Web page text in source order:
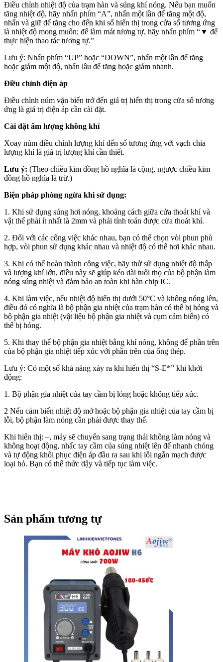
Điều chỉnh nhiệt độ của trạm hàn và súng khí nóng. Nếu bạn muốn
tăng nhiệt độ, hãy nhấn phím “A”, nhấn một lần để tăng một độ,
nhấn và giữ để tăng cho đến khi số hiển thị trong cửa sổ tương ứng
là nhiệt độ mong muốn; để làm mát tương tự, hãy nhấn phím “▼ để
thực hiện thao tác tương tự.”
Lưu ý: Nhấn phím “UP” hoặc “DOWN”, nhấn một lần để tăng
hoặc giảm một độ, nhấn lâu để tăng hoặc giảm nhanh.
Điều chỉnh điện áp
Điều chỉnh núm vặn biến trở đến giá trị hiển thị trong cửa sổ tương
ứng là giá trị điện áp cần cài đặt.
Cài đặt âm lượng không khí
Xoay núm điều chỉnh lượng khí đến số tương ứng với vạch chia
lượng khí là giá trị lượng khí cần thiết.
Lưu ý: (Theo chiều kim đồng hồ nghĩa là cộng, ngược chiều kim
đồng hồ nghĩa là trừ.)
Biện pháp phòng ngừa khi sử dụng:
1. Khi sử dụng súng hơi nóng, khoảng cách giữa cửa thoát khí và
vật thể phải ít nhất là 2mm và phải tính toán được cửa thoát khí.
2. Đối với các công việc khác nhau, bạn có thể chọn vòi phun phù
hợp, vòi phun sử dụng khác nhau và nhiệt độ có thể hơi khác nhau.
3. Khi có thể hoàn thành công việc, hãy thử sử dụng nhiệt độ thấp
và lượng khí lớn, điều này sẽ giúp kéo dài tuổi thọ của bộ phận làm
nóng súng nhiệt và đảm bảo an toàn khi hàn chip IC.
4. Khi làm việc, nếu nhiệt độ hiển thị dưới 50°C và không nóng lên,
điều đó có nghĩa là bộ phận gia nhiệt của trạm hàn có thể bị hỏng và
bộ phận gia nhiệt (vật liệu bộ phận gia nhiệt và cụm cảm biến) có
thể bị hỏng.
5. Khi thay thế bộ phận gia nhiệt bằng khí nóng, không để phần trên
của bộ phận gia nhiệt tiếp xúc với phần trên của ống thép.
Lưu ý: Có một số khả năng xảy ra khi hiển thị “S-E*” khi khởi
động:
1. Bộ phận gia nhiệt của tay cầm bị lỏng hoặc không tiếp xúc.
2 Nếu cảm biến nhiệt độ mở hoặc bộ phận gia nhiệt của tay cầm bị
lỗi, bộ phận làm nóng cần phải được thay thế.
Khi hiển thị: –, máy sẽ chuyển sang trạng thái không làm nóng và
không hoạt động, nhấc tay cầm của súng nhiệt lên để nhanh chóng
và tự động khôi phục điện áp đầu ra sau khi lỗi ngắn mạch được
loại bỏ. Bạn có thể thức dậy và tiếp tục làm việc.
Sản phẩm tương tự